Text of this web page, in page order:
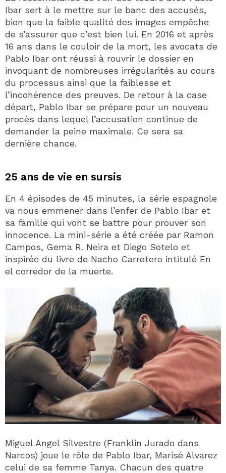
Ibar sert à le mettre sur le banc des accusés,
bien que la faible qualité des images empêche
de s’assurer que c’est bien lui. En 2016 et après
16 ans dans le couloir de la mort, les avocats de
Pablo Ibar ont réussi à rouvrir le dossier en
invoquant de nombreuses irrégularités au cours
du processus ainsi que la faiblesse et
l’incohérence des preuves. De retour à la case
départ, Pablo Ibar se prépare pour un nouveau
procès dans lequel l’accusation continue de
demander la peine maximale. Ce sera sa
dernière chance.
25 ans de vie en sursis
En 4 épisodes de 45 minutes, la série espagnole
va nous emmener dans l’enfer de Pablo Ibar et
sa famille qui vont se battre pour prouver son
innocence. La mini-série a été créée par Ramon
Campos, Gema R. Neira et Diego Sotelo et
inspirée du livre de Nacho Carretero intitulé En
el corredor de la muerte.
Miguel Angel Silvestre (Franklin Jurado dans
Narcos) joue le rôle de Pablo Ibar, Marisé Alvarez
celui de sa femme Tanya. Chacun des quatre